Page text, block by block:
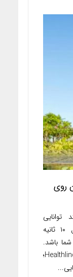
روی
ایستادن روی یک پا به‌مدت حداقل ۱۰ ثانیه
باشد.
به‌گزارش دویچه وله به نقل از نشریه Healthline؛